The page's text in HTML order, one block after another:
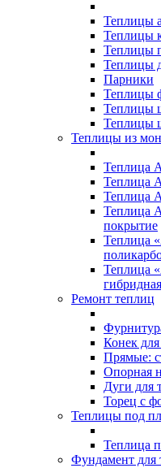
Теплицы
Теплицы
Теплицы
Теплицы
Парники
Теплицы
Теплицы
Теплицы
Теплицы из
Теплица
Теплица
Теплица
Теплица
покрытие
Теплица
Теплица
гибридная
Ремонт теплиц
Конек
Прямые:
Опорная
Дуги для
Торец с
Теплицы под
Теплица
Фундамент для